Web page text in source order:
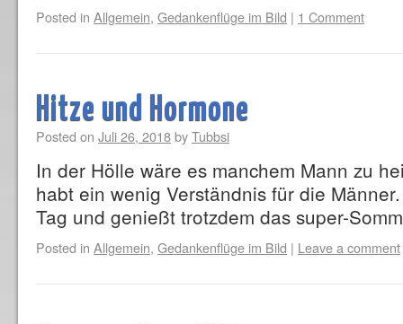
Posted in Allgemein, Gedankenflüge im Bild | 1 Comment
Hitze und Hormone
Posted on Juli 26, 2018byTubbsi
In der Hölle wäre es manchem Mann zu
habt ein wenig Verständnis für die
Tag und genießt trotzdem das super-
Posted in Allgemein, Gedankenflüge im Bild | Leave a comment